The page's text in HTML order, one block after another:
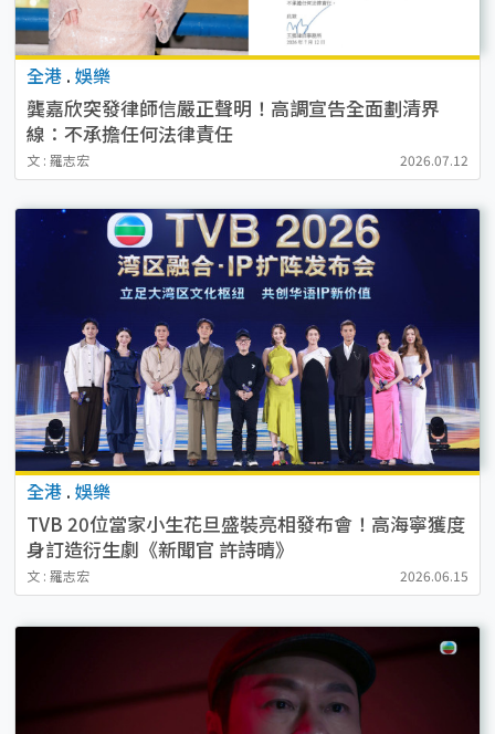
全港 . 娛樂
龔嘉欣突發律師信嚴正聲明！高調宣告全面劃清界
線：不承擔任何法律責任
文 : 羅志宏 2026.07.12
全港 . 娛樂
TVB 20位當家小生花旦盛裝亮相發布會！高海寧獲度
身訂造衍生劇《新聞官 許詩晴》
文 : 羅志宏 2026.06.15